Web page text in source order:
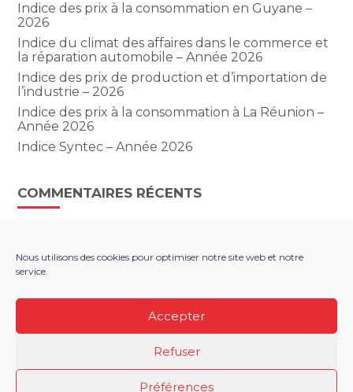
Nous utilisons des cookies pour optimiser notre site web et notre
service.
Accepter
Refuser
Préférences
Indice des prix à la consommation en Guyane –
2026
Indice du climat des affaires dans le commerce et
la réparation automobile – Année 2026
Indice des prix de production et d’importation de
l’industrie – 2026
Indice des prix à la consommation à La Réunion –
Année 2026
Indice Syntec – Année 2026
COMMENTAIRES RÉCENTS
Principale
NOS SOLUTIONS NUMÉRIQUES
RECRUTEMENT
CONTACT
MENTIONS LÉGALES